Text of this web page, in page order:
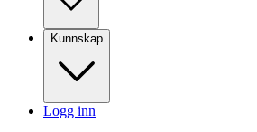
Kunnskap
Logg inn